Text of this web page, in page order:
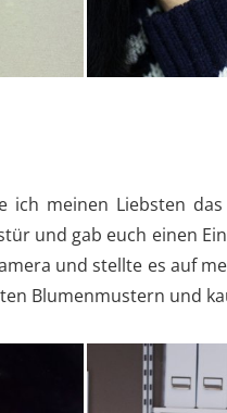
ich meinen Liebsten
und gab euch einen
und stellte es auf
Blumenmustern und